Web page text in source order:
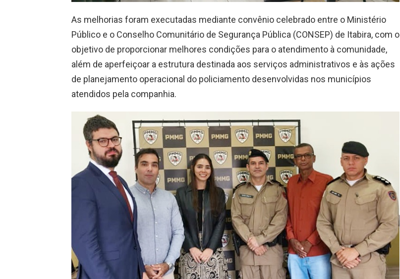
As melhorias foram executadas mediante convênio celebrado entre o Ministério
Público e o Conselho Comunitário de Segurança Pública (CONSEP) de Itabira, com o
objetivo de proporcionar melhores condições para o atendimento à comunidade,
além de aperfeiçoar a estrutura destinada aos serviços administrativos e às ações
de planejamento operacional do policiamento desenvolvidas nos municípios
atendidos pela companhia.